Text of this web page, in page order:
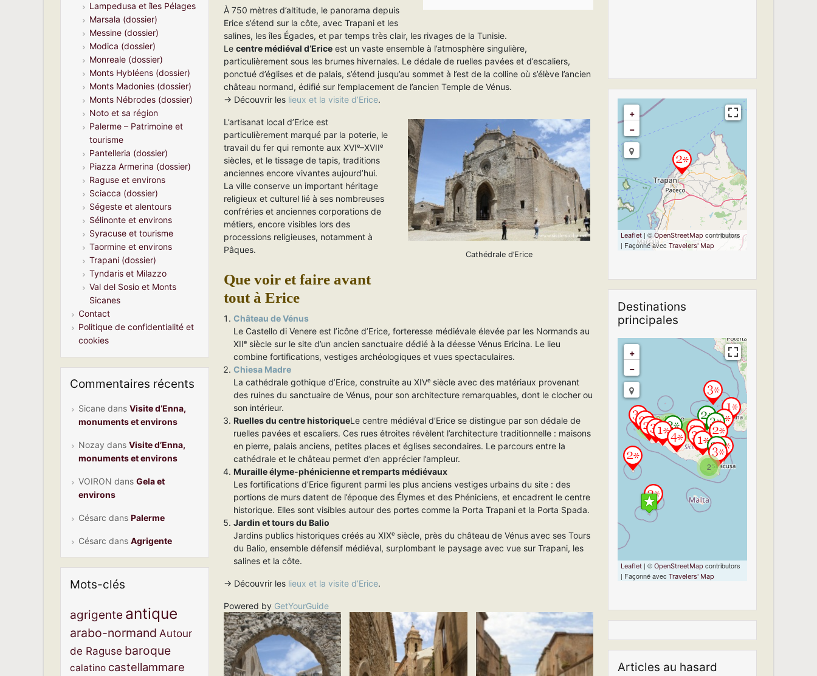
À 750 mètres d’altitude, le panorama depuis
Erice s’étend sur la côte, avec Trapani et les
salines, les îles Égades, et par temps très clair, les rivages de la Tunisie.
Lecentre médiéval d’Erice est un vaste ensemble à l’atmosphère singulière,
particulièrement sous les brumes hivernales. Le dédale de ruelles pavées et d’escaliers,
ponctué d’églises et de palais, s’étend jusqu’au sommet à l’est de la colline où s’élève l’ancien
château normand, édifié sur l’emplacement de l’ancien Temple de Vénus.
→ Découvrir les lieux et la visite d’Erice.
Cathédrale d’Erice
L’artisanat local d’Erice est
particulièrement marqué par la poterie, le
travail du fer qui remonte aux XVIᵉ–XVIIᵉ
siècles, et le tissage de tapis, traditions
anciennes encore vivantes aujourd’hui.
La ville conserve un important héritage
religieux et culturel lié à ses nombreuses
confréries et anciennes corporations de
métiers, encore visibles lors des
processions religieuses, notamment à
Pâques.
Que voir et faire avant
tout à Erice
Château de Vénus
Le Castello di Venere est l’icône d’Erice, forteresse médiévale élevée par les Normands au
XIIᵉ siècle sur le site d’un ancien sanctuaire dédié à la déesse Vénus Ericina. Le lieu
combine fortifications, vestiges archéologiques et vues spectaculaires.
Chiesa Madre
La cathédrale gothique d’Erice, construite au XIVᵉ siècle avec des matériaux provenant
des ruines du sanctuaire de Vénus, pour son architecture remarquables, dont le clocher ou
son intérieur.
Ruelles du centre historiqueLe centre médiéval d’Erice se distingue par son dédale de
ruelles pavées et escaliers. Ces rues étroites révèlent l’architecture traditionnelle : maisons
en pierre, palais anciens, petites places et églises secondaires. Le parcours entre la
cathédrale et le château permet d’en apprécier l’ampleur.
Muraille élyme-phénicienne et remparts médiévaux
Les fortifications d’Erice figurent parmi les plus anciens vestiges urbains du site : des
portions de murs datent de l’époque des Élymes et des Phéniciens, et encadrent le centre
historique. Elles sont visibles autour des portes comme la Porta Trapani et la Porta Spada.
Jardin et tours du Balio
Jardins publics historiques créés au XIXᵉ siècle, près du château de Vénus avec ses Tours
du Balio, ensemble défensif médiéval, surplombant le paysage avec vue sur Trapani, les
salines et la côte.
→ Découvrir les lieux et la visite d’Erice.
Powered by GetYourGuide
Lampedusa et îles Pélages
Marsala (dossier)
Messine (dossier)
Modica (dossier)
Monreale (dossier)
Monts Hybléens (dossier)
Monts Madonies (dossier)
Monts Nébrodes (dossier)
Noto et sa région
Palerme – Patrimoine et
tourisme
Pantelleria (dossier)
Piazza Armerina (dossier)
Raguse et environs
Sciacca (dossier)
Ségeste et alentours
Sélinonte et environs
Syracuse et tourisme
Taormine et environs
Trapani (dossier)
Tyndaris et Milazzo
Val del Sosio et Monts
Sicanes
Contact
Politique de confidentialité et
cookies
Commentaires récents
Sicane dansVisite d’Enna,
monuments et environs
Nozay dansVisite d’Enna,
monuments et environs
VOIRON dansGela et
environs
Césarc dansPalerme
Césarc dansAgrigente
Mots-clés
agrigente antique
arabo-normand Autour
de Raguse baroque
calatino castellammare
Travelers' Map is
loading...
If you see this after
your page is
loaded completely,
leafletJS files are
missing.
+
−
Leaflet | ©OpenStreetMap contributors
| Façonné avecTravelers' Map
Destinations
principales
Travelers' Map is
loading...
If you see this after
your page is
loaded completely,
leafletJS files are
missing.
2
2
2 2
2
+
−
Leaflet | ©OpenStreetMap contributors
| Façonné avecTravelers' Map
Articles au hasard